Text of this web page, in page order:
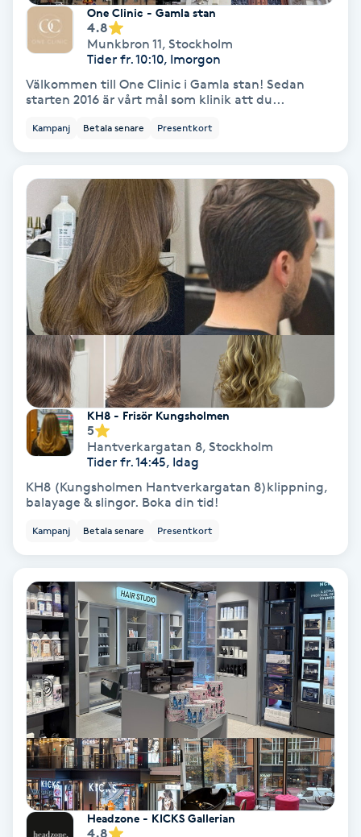
Klippning
Klippning & Slingor
Klippning ungdom
Kosmetisk tatuering
Kostrådgivning
Kroppsinpackning
Kroppspeeling
Käkledsbehandling
Kärlbehandling
Laserbehandling
Lashlift Keratin
Liktornar
LPG
LPG-behandling
LPG-massage
Luggklippning
One Clinic - Gamla stan
4.8
Munkbron 11, Stockholm
Tider fr. 10:10, Imorgon
Välkommen till One Clinic i Gamla stan! Sedan
starten 2016 är vårt mål som klinik att du...
Kampanj Betala senare Presentkort
KH8 - Frisör Kungsholmen
5
Hantverkargatan 8, Stockholm
Tider fr. 14:45, Idag
KH8 (Kungsholmen Hantverkargatan 8)klippning,
balayage & slingor. Boka din tid!
Kampanj Betala senare Presentkort
Headzone - KICKS Gallerian
4.8